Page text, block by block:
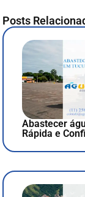
Posts
Abastecer
Rápida e